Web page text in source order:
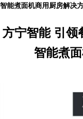
智能煮面机商用厨房解决
方宁智能 引
智能煮